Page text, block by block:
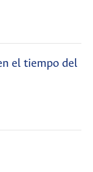
el tiempo del